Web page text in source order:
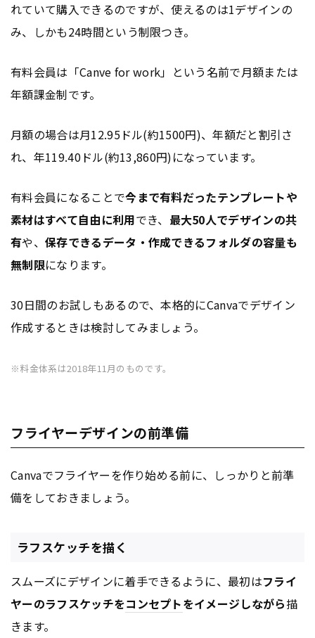
れていて購入できるのですが、使えるのは1デザインの
み、しかも24時間という制限つき。
有料会員は「Canve for work」という名前で月額または
年額課金制です。
月額の場合は月12.95ドル(約1500円)、年額だと割引さ
れ、年119.40ドル(約13,860円)になっています。
有料会員になることで今まで有料だったテンプレートや
素材はすべて自由に利用でき、 最大50人でデザインの共
有や、 保存できるデータ・作成できるフォルダの容量も
無制限になります。
30日間のお試しもあるので、本格的にCanvaでデザイン
作成するときは検討してみましょう。
※料金体系は2018年11月のものです。
フライヤーデザインの前準備
Canvaでフライヤーを作り始める前に、しっかりと前準
備をしておきましょう。
ラフスケッチを描く
スムーズにデザインに着手できるように、最初はフライ
ヤーのラフスケッチをコンセプトをイメージしながら描
きます。